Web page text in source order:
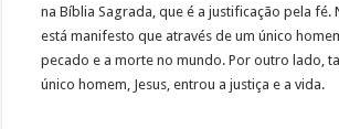
na Bíblia Sagrada, que é a justificação pela fé.
está manifesto que através de um único
pecado e a morte no mundo. Por outro lado,
único homem, Jesus, entrou a justiça e a vida.